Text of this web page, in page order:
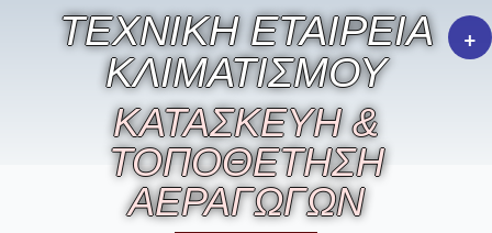
ΤΕΧΝΙΚΗ ΕΤΑΙΡΕΙΑ
ΚΛΙΜΑΤΙΣΜΟΥ
ΚΑΤΑΣΚΕΥΗ &
ΤΟΠΟΘΕΤΗΣΗ
ΑΕΡΑΓΩΓΩΝ
+